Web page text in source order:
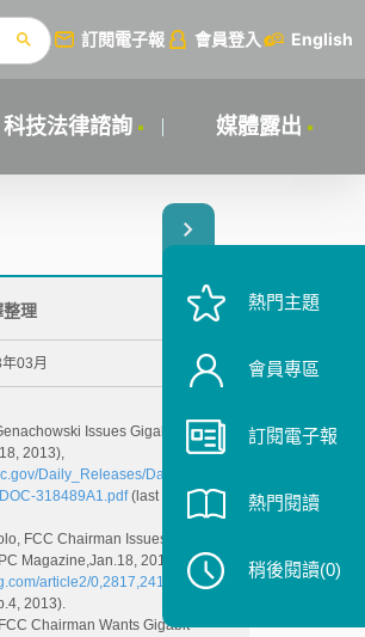
訂閱電子報 會員登入 English
科技法律諮詢 媒體露出
理
03月
Issues Gigabit City
2013),
Daily_Releases/Daily_Busine
318489A1.pdf(last visited
FCC Chairman Issues 'Gigabit
Magazine,Jan.18, 2013,
article2/0,2817,2414493,00.as
2013).
Chairman Wants Gigabit
熱門主題
會員專區
訂閱電子報
熱門閱讀
稍後閱讀(0)